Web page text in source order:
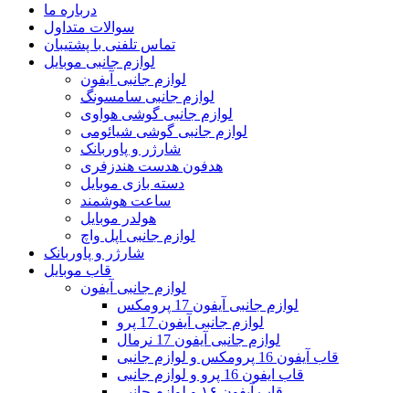
درباره ما
سوالات متداول
تماس تلفنی با پشتیبان
لوازم جانبی موبایل
لوازم جانبی آیفون
لوازم جانبی سامسونگ
لوازم جانبی گوشی هواوی
لوازم جانبی گوشی شیائومی
شارژر و پاوربانک
هدفون هدست هندزفری
دسته بازی موبایل
ساعت هوشمند
هولدر موبایل
لوازم جانبی اپل واچ
شارژر و پاوربانک
قاب موبایل
لوازم جانبی آیفون
لوازم جانبی آیفون 17 پرومکس
لوازم جانبی آیفون 17 پرو
لوازم جانبی آیفون 17 نرمال
قاب آیفون 16 پرومکس و لوازم جانبی
قاب ایفون 16 پرو و لوازم جانبی